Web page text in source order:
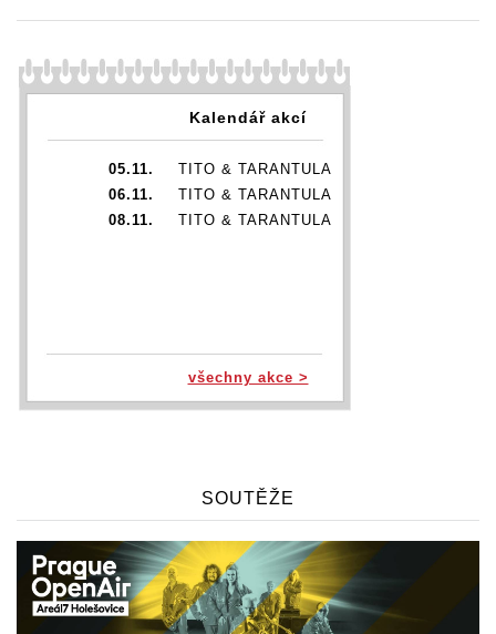
Kalendář akcí
05.11.
TITO & TARANTULA
06.11.
TITO & TARANTULA
08.11.
TITO & TARANTULA
všechny akce >
SOUTĚŽE